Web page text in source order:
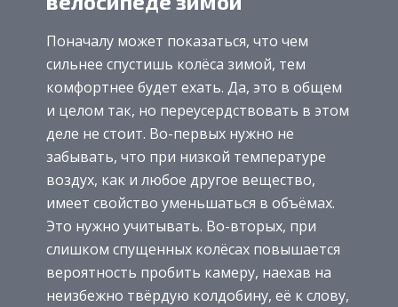
Поначалу может показаться, что чем
сильнее спустишь колёса зимой, тем
комфортнее будет ехать. Да, это в общем
и целом так, но переусердствовать в этом
деле не стоит. Во-первых нужно не
забывать, что при низкой температуре
воздух, как и любое другое вещество,
имеет свойство уменьшаться в объёмах.
Это нужно учитывать. Во-вторых, при
слишком спущенных колёсах повышается
вероятность пробить камеру, наехав на
неизбежно твёрдую колдобину, её к слову,